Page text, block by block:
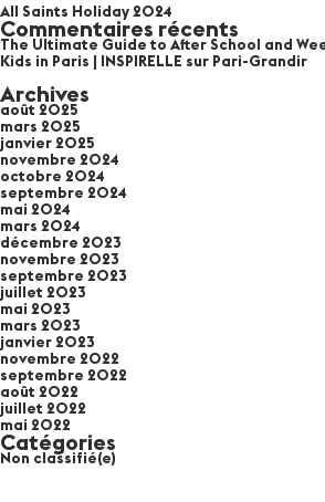
All Saints Holiday 2024
Commentaires récents
The Ultimate Guide to After School and
Kids in Paris | INSPIRELLE sur Pari-Grandir
Archives
août 2025
mars 2025
janvier 2025
novembre 2024
octobre 2024
septembre 2024
mai 2024
mars 2024
décembre 2023
novembre 2023
septembre 2023
juillet 2023
mai 2023
mars 2023
janvier 2023
novembre 2022
septembre 2022
août 2022
juillet 2022
mai 2022
Catégories
Non classifié(e)